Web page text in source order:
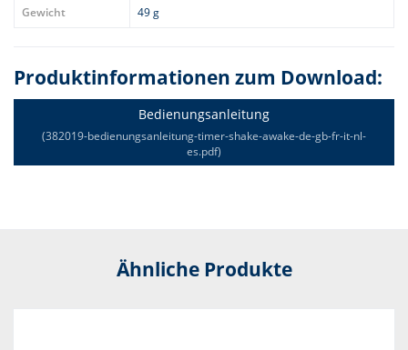
Gewicht
49 g
Produktinformationen zum Download:
Bedienungsanleitung
(382019-bedienungsanleitung-timer-shake-awake-de-gb-fr-it-nl-
es.pdf)
Ähnliche Produkte